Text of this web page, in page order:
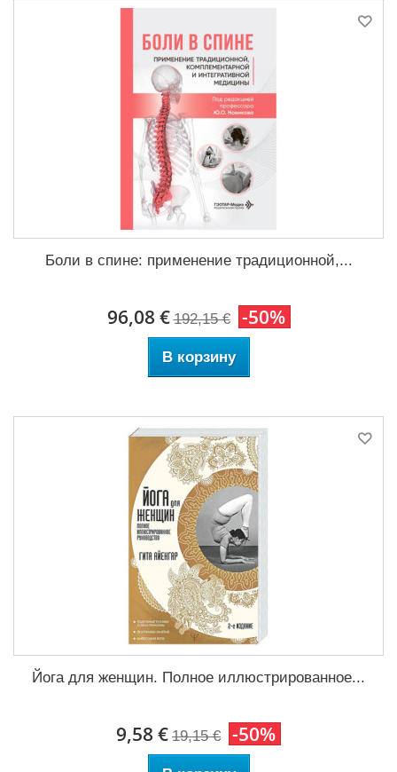
Боли в спине: применение традиционной,...
96,08 € 192,15 € -50%
В корзину
Йога для женщин. Полное иллюстрированное...
9,58 € 19,15 € -50%